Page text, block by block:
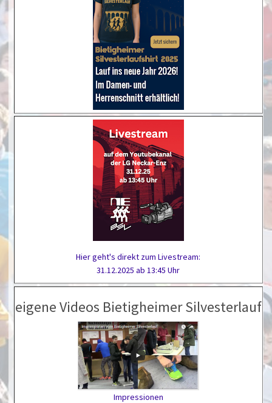
Hier geht's direkt zum Livestream:
31.12.2025 ab 13:45 Uhr
eigene Videos Bietigheimer Silvesterlauf
Impressionen